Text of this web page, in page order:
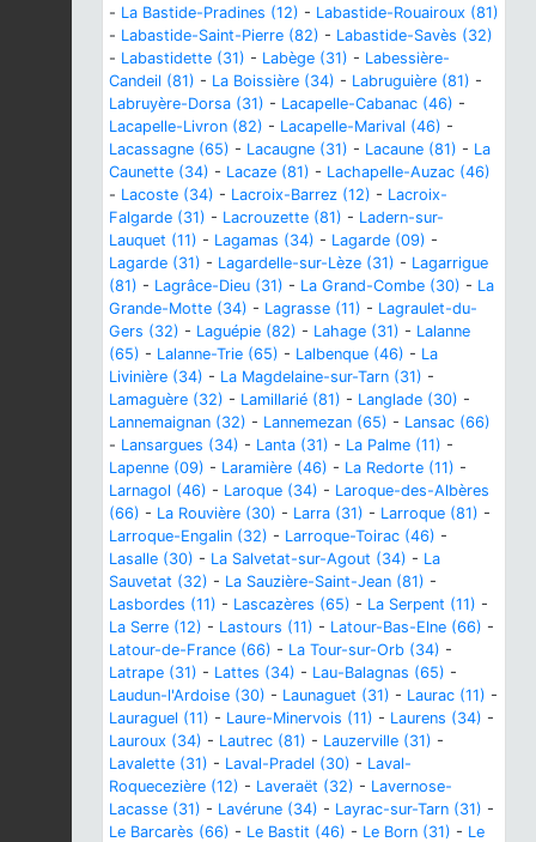
- La Bastide-Pradines (12) - Labastide-Rouairoux (81)
- Labastide-Saint-Pierre (82) - Labastide-Savès (32)
- Labastidette (31) - Labège (31) - Labessière-
Candeil (81) - La Boissière (34) - Labruguière (81) -
Labruyère-Dorsa (31) - Lacapelle-Cabanac (46) -
Lacapelle-Livron (82) - Lacapelle-Marival (46) -
Lacassagne (65) - Lacaugne (31) - Lacaune (81) - La
Caunette (34) - Lacaze (81) - Lachapelle-Auzac (46)
- Lacoste (34) - Lacroix-Barrez (12) - Lacroix-
Falgarde (31) - Lacrouzette (81) - Ladern-sur-
Lauquet (11) - Lagamas (34) - Lagarde (09) -
Lagarde (31) - Lagardelle-sur-Lèze (31) - Lagarrigue
(81) - Lagrâce-Dieu (31) - La Grand-Combe (30) - La
Grande-Motte (34) - Lagrasse (11) - Lagraulet-du-
Gers (32) - Laguépie (82) - Lahage (31) - Lalanne
(65) - Lalanne-Trie (65) - Lalbenque (46) - La
Livinière (34) - La Magdelaine-sur-Tarn (31) -
Lamaguère (32) - Lamillarié (81) - Langlade (30) -
Lannemaignan (32) - Lannemezan (65) - Lansac (66)
- Lansargues (34) - Lanta (31) - La Palme (11) -
Lapenne (09) - Laramière (46) - La Redorte (11) -
Larnagol (46) - Laroque (34) - Laroque-des-Albères
(66) - La Rouvière (30) - Larra (31) - Larroque (81) -
Larroque-Engalin (32) - Larroque-Toirac (46) -
Lasalle (30) - La Salvetat-sur-Agout (34) - La
Sauvetat (32) - La Sauzière-Saint-Jean (81) -
Lasbordes (11) - Lascazères (65) - La Serpent (11) -
La Serre (12) - Lastours (11) - Latour-Bas-Elne (66) -
Latour-de-France (66) - La Tour-sur-Orb (34) -
Latrape (31) - Lattes (34) - Lau-Balagnas (65) -
Laudun-l'Ardoise (30) - Launaguet (31) - Laurac (11) -
Lauraguel (11) - Laure-Minervois (11) - Laurens (34) -
Lauroux (34) - Lautrec (81) - Lauzerville (31) -
Lavalette (31) - Laval-Pradel (30) - Laval-
Roquecezière (12) - Laveraët (32) - Lavernose-
Lacasse (31) - Lavérune (34) - Layrac-sur-Tarn (31) -
Le Barcarès (66) - Le Bastit (46) - Le Born (31) - Le